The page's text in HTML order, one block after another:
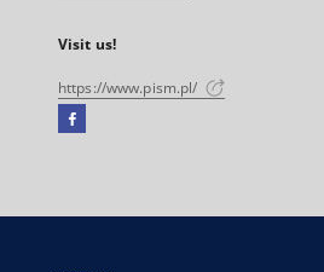
Visit us!
https://www.pism.pl/
Facebook
open